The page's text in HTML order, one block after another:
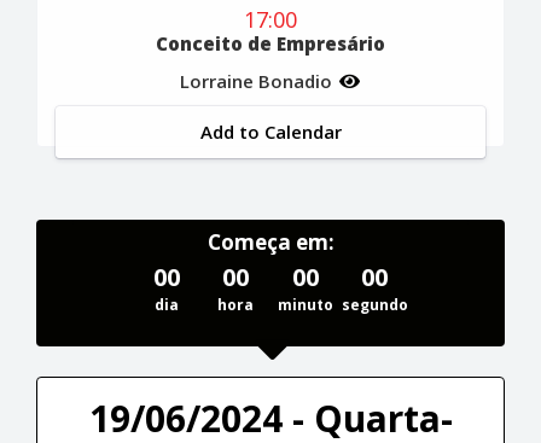
17:00
Conceito de Empresário
Lorraine Bonadio
Add to Calendar
Começa em:
00
dia
00
hora
00
minuto
00
segundo
19/06/2024 - Quarta-